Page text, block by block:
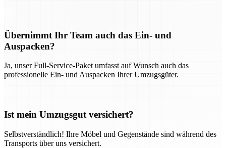
Übernimmt Ihr Team auch das Ein- und
Auspacken?
Ja, unser Full-Service-Paket umfasst auf Wunsch auch das
professionelle Ein- und Auspacken Ihrer Umzugsgüter.
Ist mein Umzugsgut versichert?
Selbstverständlich! Ihre Möbel und Gegenstände sind während des
Transports über uns versichert.